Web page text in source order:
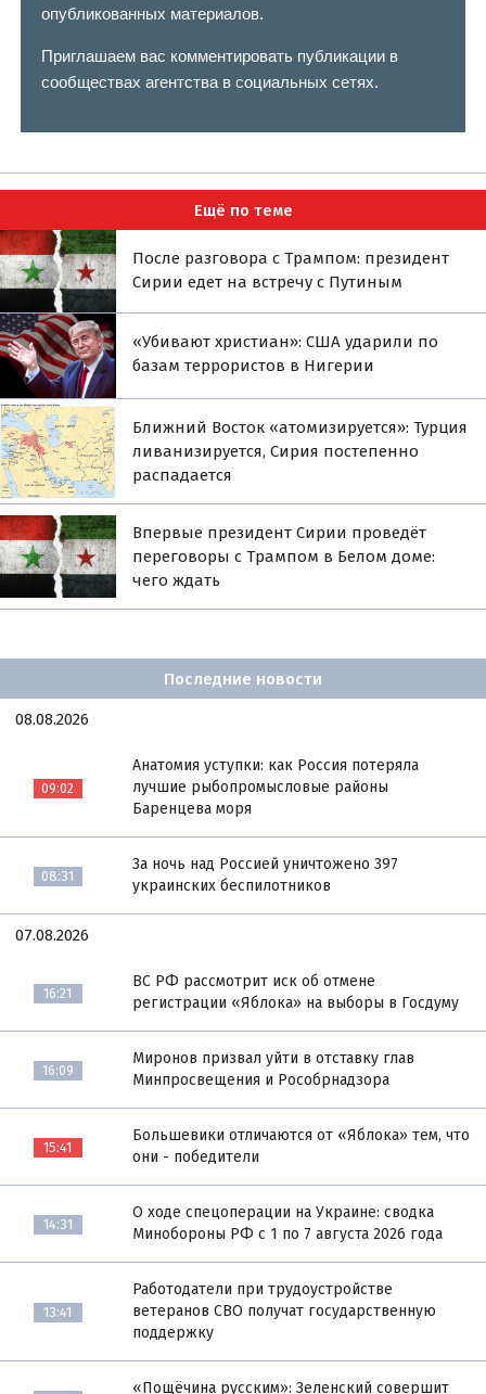
опубликованных материалов.
Приглашаем вас комментировать публикации в
сообществах агентства в социальных сетях.
Ещё по теме
После разговора с Трампом: президент
Сирии едет на встречу с Путиным
«Убивают христиан»: США ударили по
базам террористов в Нигерии
Ближний Восток «атомизируется»: Турция
ливанизируется, Сирия постепенно
распадается
Впервые президент Сирии проведёт
переговоры с Трампом в Белом доме:
чего ждать
Последние новости
08.08.2026
09:02
Анатомия уступки: как Россия потеряла
лучшие рыбопромысловые районы
Баренцева моря
08:31
За ночь над Россией уничтожено 397
украинских беспилотников
07.08.2026
16:21
ВС РФ рассмотрит иск об отмене
регистрации «Яблока» на выборы в Госдуму
16:09
Миронов призвал уйти в отставку глав
Минпросвещения и Рособрнадзора
15:41
Большевики отличаются от «Яблока» тем, что
они - победители
14:31
О ходе спецоперации на Украине: сводка
Минобороны РФ с 1 по 7 августа 2026 года
13:41
Работодатели при трудоустройстве
ветеранов СВО получат государственную
поддержку
«Пощёчина русским»: Зеленский совершит